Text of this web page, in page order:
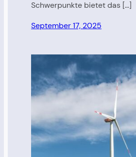
Schwerpunkte bietet das […]
September 17, 2025